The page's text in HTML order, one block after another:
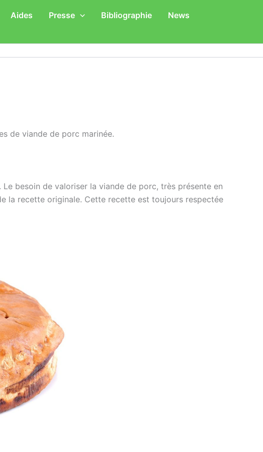
Aides Presse Bibliographie
News
de viande de porc marinée.
besoin de valoriser la viande de porc, très présente en
la recette originale. Cette recette est toujours respectée